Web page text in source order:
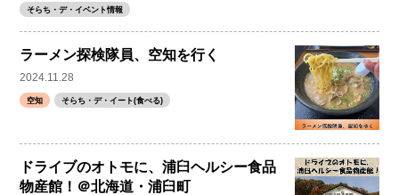
そらち・デ・イベント情報
ラーメン探検隊員、空知を行く
2024.11.28
空知 そらち・デ・イート(食べる)
ドライブのオトモに、浦臼ヘルシー食品
物産館！＠北海道・浦臼町